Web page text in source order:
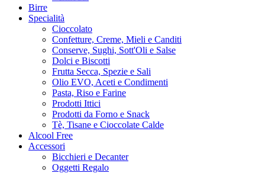
Birre
Specialità
Cioccolato
Confetture, Creme, Mieli e Canditi
Conserve, Sughi, Sott'Oli e Salse
Dolci e Biscotti
Frutta Secca, Spezie e Sali
Olio EVO, Aceti e Condimenti
Pasta, Riso e Farine
Prodotti Ittici
Prodotti da Forno e Snack
Tè, Tisane e Cioccolate Calde
Alcool Free
Accessori
Bicchieri e Decanter
Oggetti Regalo